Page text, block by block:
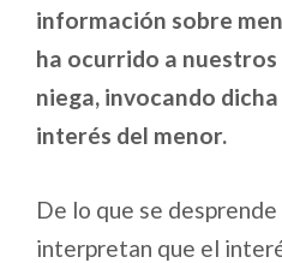
información sobre
ha ocurrido a nuestros
niega, invocando
interés del menor.
De lo que se
interpretan que el